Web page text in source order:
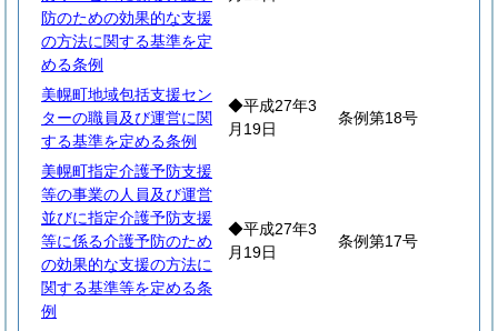
防のための効果的な支援
の方法に関する基準を定
める条例
美幌町地域包括支援セン
ターの職員及び運営に関
する基準を定める条例
◆平成27年3
月19日
条例第18号
美幌町指定介護予防支援
等の事業の人員及び運営
並びに指定介護予防支援
等に係る介護予防のため
の効果的な支援の方法に
関する基準等を定める条
例
◆平成27年3
月19日
条例第17号